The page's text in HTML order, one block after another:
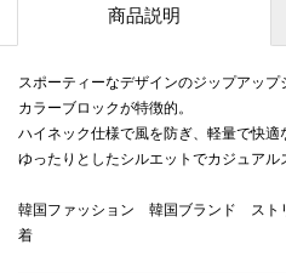
商品説明
スポーティーなデザインのジップアップ
カラーブロックが特徴的。
ハイネック仕様で風を防ぎ、軽量で快適
ゆったりとしたシルエットでカジュアル
韓国ファッション 韓国ブランド ス
着